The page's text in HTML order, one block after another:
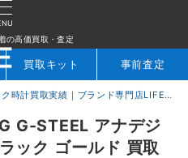
の高価買取・査定
買取キット 事前査定
時計買取実績｜ブランド専門店LIFE
G-STEEL アナデジ
ック ゴールド 買取